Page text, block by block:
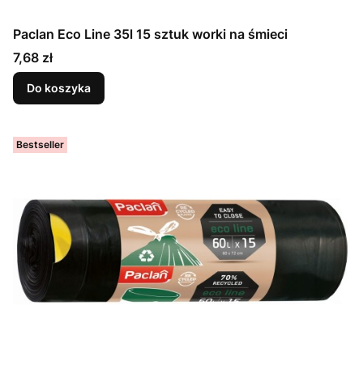
Paclan Eco Line 35l 15 sztuk worki na śmieci
Cena
7,68 zł
Do koszyka
Bestseller